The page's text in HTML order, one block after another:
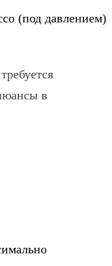
(под давлением)
в